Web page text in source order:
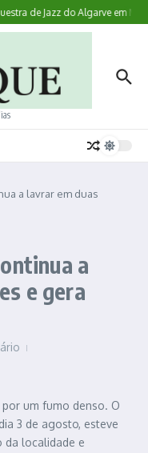
de Jazz do Algarve em
a lavrar em duas
a
e gera
um fumo denso. O
3 de agosto, esteve
da localidade e